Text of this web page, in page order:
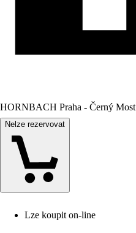
HORNBACH Praha - Černý Most
Nelze rezervovat
Lze koupit on-line